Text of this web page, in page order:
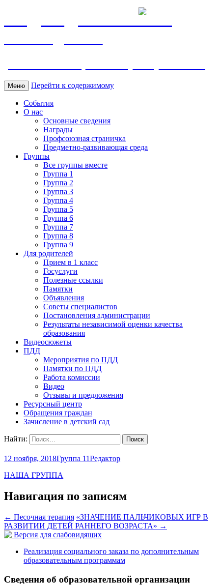
МБДОУ ДС "Калинка"
Меню Перейти к содержимому
События
О нас
Основные сведения
Награды
Профсоюзная страничка
Предметно-развивающая среда
Группы
Все группы вместе
Группа 1
Группа 2
Группа 3
Группа 4
Группа 5
Группа 6
Группа 7
Группа 8
Группа 9
Для родителей
Прием в 1 класс
Госуслуги
Полезные ссылки
Памятки
Объявления
Советы специалистов
Постановления администрации
Результаты независимой оценки качества
образования
Видеосюжеты
ПДД
Мероприятия по ПДД
Памятки по ПДД
Работа комиссии
Видео
Отзывы и предложения
Ресурсный центр
Обращения граждан
Зачисление в детский сад
Найти:
12 ноября, 2018Группа 11Редактор
НАША ГРУППА
Навигация по записям
← Песочная терапия «ЗНАЧЕНИЕ ПАЛЬЧИКОВЫХ ИГР В
РАЗВИТИИ ДЕТЕЙ РАННЕГО ВОЗРАСТА» →
Версия для слабовидящих
Реализация социального заказа по дополнительным
образовательным программам
Сведения об образовательной организации